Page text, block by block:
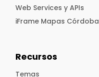
Web Services y APIs
iFrame Mapas Córdoba
Recursos
Temas